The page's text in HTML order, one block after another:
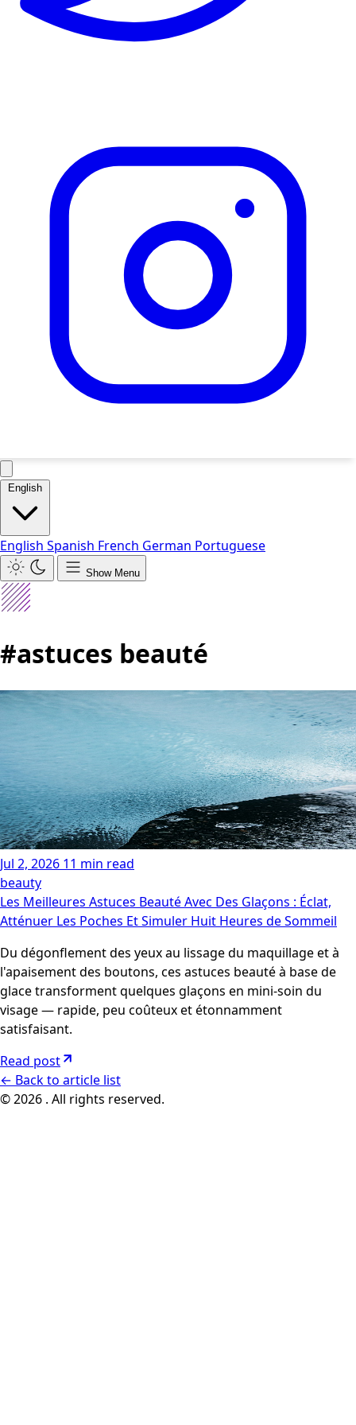
English
English Spanish French German Portuguese
Show Menu
#astuces beauté
Jul 2, 2026 11 min read
beauty
Les Meilleures Astuces Beauté Avec Des Glaçons : Éclat,
Atténuer Les Poches Et Simuler Huit Heures de Sommeil
Du dégonflement des yeux au lissage du maquillage et à
l'apaisement des boutons, ces astuces beauté à base de
glace transforment quelques glaçons en mini-soin du
visage — rapide, peu coûteux et étonnamment
satisfaisant.
Read post
← Back to article list
© 2026 . All rights reserved.